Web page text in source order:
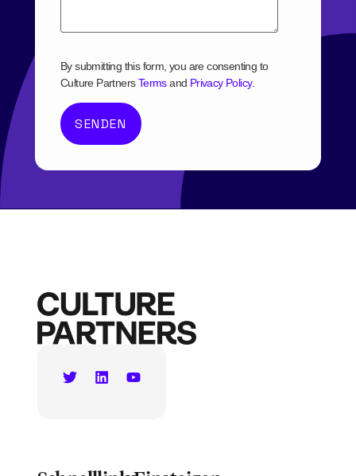
By submitting this form, you are consenting to
Culture PartnersTermsand Privacy Policy.